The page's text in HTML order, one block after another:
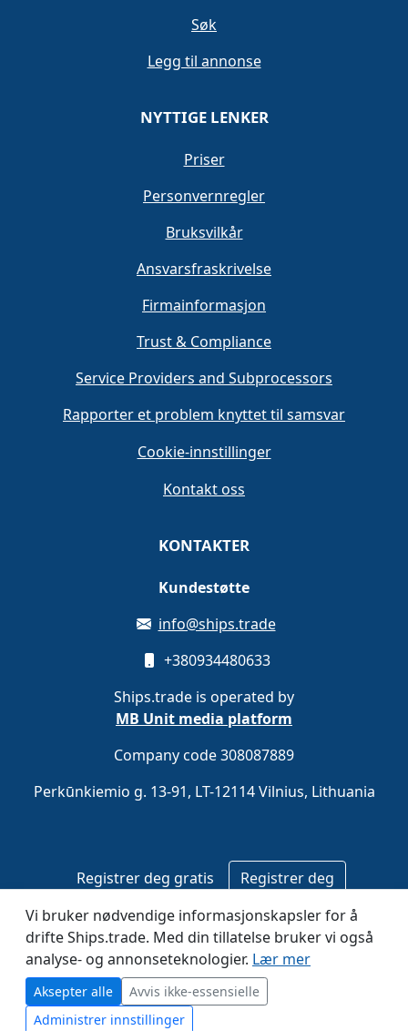
Søk
Legg til annonse
NYTTIGE LENKER
Priser
Personvernregler
Bruksvilkår
Ansvarsfraskrivelse
Firmainformasjon
Trust & Compliance
Service Providers and Subprocessors
Rapporter et problem knyttet til samsvar
Cookie-innstillinger
Kontakt oss
KONTAKTER
Kundestøtte
info@ships.trade
+380934480633
Ships.trade is operated by
MB Unit media platform
Company code 308087889
Perkūnkiemio g. 13-91, LT-12114 Vilnius, Lithuania
Registrer deg gratis Registrer deg
© 2020–2026 Ships.trade. Operated byMB Unit media
platform.
Vi bruker nødvendige informasjonskapsler for å
drifte Ships.trade. Med din tillatelse bruker vi også
analyse- og annonseteknologier. Lær mer
Aksepter alle
Avvis ikke-essensielle
Administrer innstillinger